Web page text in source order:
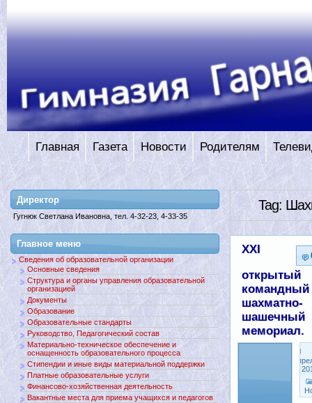
Главная Газета Новости Родителям
Tag:
XXI
открытый
командный
шахматно-
шашечный
мемориал.
8,
Директор
Гугнюк Светлана Ивановна, тел. 4-32-23, 4-33-35
Главное меню
Сведения об образовательной организации
Основные сведения
Структура и органы управления образовательной
организацией
Документы
Образование
Образовательные стандарты
Руководство, Педагогический состав
Материально-техническое обеспечение и
оснащенность образовательного процесса
Стипендии и иные виды материальной поддержки
Платные образовательные услуги
Финансово-хозяйственная деятельность
Вакантные места для приема учащихся и педагогов